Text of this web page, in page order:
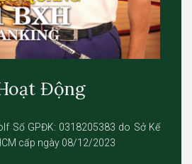
Động
Số GPĐK: 0318205383 do Sở Kế
cấp ngày 08/12/2023